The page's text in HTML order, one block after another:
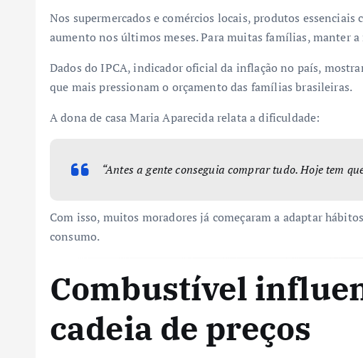
Nos supermercados e comércios locais, produtos
aumento nos últimos meses. Para muitas famílias, manter
Dados do IPCA, indicador oficial da inflação no país,
que mais pressionam o orçamento das famílias brasileiras.
A dona de casa Maria Aparecida relata a dificuldade:
“Antes a gente conseguia comprar tudo. Hoje tem
Com isso, muitos moradores já começaram a adaptar
consumo.
Combustível
cadeia de preços